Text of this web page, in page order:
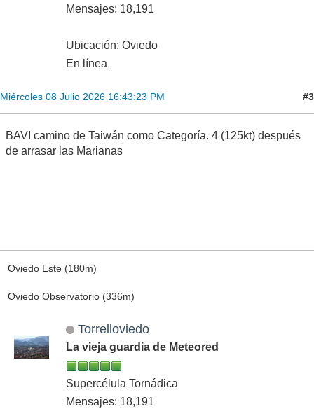
Mensajes: 18,191
Ubicación: Oviedo
En línea
Miércoles 08 Julio 2026 16:43:23 PM #3
BAVI camino de Taiwán como Categoría. 4 (125kt) después
de arrasar las Marianas
Oviedo Este (180m)
Oviedo Observatorio (336m)
Torrelloviedo
La vieja guardia de Meteored
Supercélula Tornádica
Mensajes: 18,191